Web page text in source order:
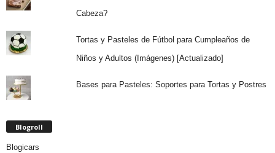
Cabeza?
Tortas y Pasteles de Fútbol para Cumpleaños de
Niños y Adultos (Imágenes) [Actualizado]
Bases para Pasteles: Soportes para Tortas y Postres
Blogroll
Blogicars